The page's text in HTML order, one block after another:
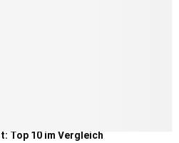
Top 10 im Vergleich